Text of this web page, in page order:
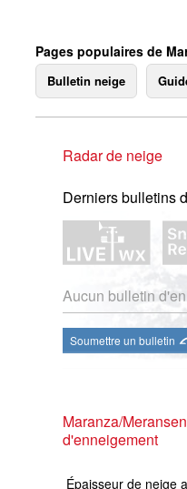
Pages populaires de
Bulletin neige
Radar de neige
Derniers bulletins
Aucun bulletin
Soumettre un bulletin
Maranza/
d'enneigement
Épaisseur de neige